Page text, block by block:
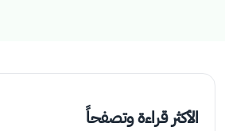
الأكثر قراءة وتصفحاً